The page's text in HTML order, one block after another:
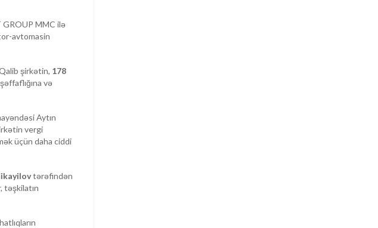
MMC ilə
avtomasin
şirkətin, 178
və
Aytın
vergi
üçün daha ciddi
tərəfindən
təşkilatın